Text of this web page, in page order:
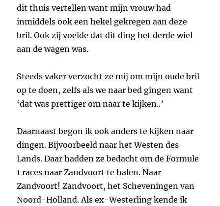
dit thuis vertellen want mijn vrouw had
inmiddels ook een hekel gekregen aan deze
bril. Ook zij voelde dat dit ding het derde wiel
aan de wagen was.
Steeds vaker verzocht ze mij om mijn oude bril
op te doen, zelfs als we naar bed gingen want
‘dat was prettiger om naar te kijken..’
Daarnaast begon ik ook anders te kijken naar
dingen. Bijvoorbeeld naar het Westen des
Lands. Daar hadden ze bedacht om de Formule
1 races naar Zandvoort te halen. Naar
Zandvoort! Zandvoort, het Scheveningen van
Noord-Holland. Als ex-Westerling kende ik